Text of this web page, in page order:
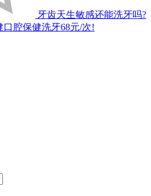
牙齿天生敏感还能洗牙吗?
腔保健洗牙68元/次!